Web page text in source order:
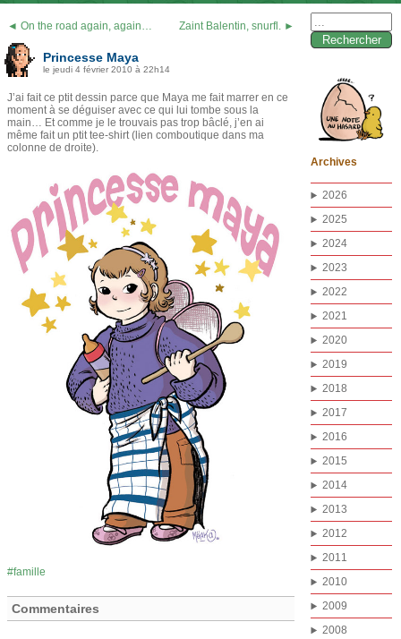
◄ On the road again, again… Zaint Balentin, snurfl. ►
Princesse Maya
le jeudi 4 février 2010 à 22h14
J’ai fait ce ptit dessin parce que Maya me fait marrer en ce
moment à se déguiser avec ce qui lui tombe sous la
main… Et comme je le trouvais pas trop bâclé, j’en ai
même fait un ptit tee-shirt (lien comboutique dans ma
colonne de droite).
famille
Commentaires
Archives
2026
2025
2024
2023
2022
2021
2020
2019
2018
2017
2016
2015
2014
2013
2012
2011
2010
2009
2008